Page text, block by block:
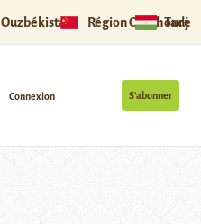
Ouzbékistan Région Ouïghoure
S’abonner
Connexion